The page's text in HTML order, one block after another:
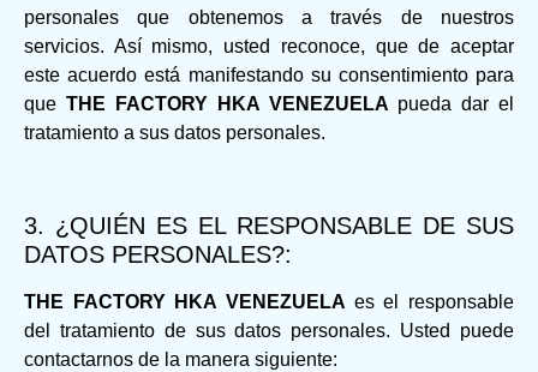
personales que obtenemos a través de nuestros
servicios. Así mismo, usted reconoce, que de aceptar
este acuerdo está manifestando su consentimiento para
que THE FACTORY HKA VENEZUELA pueda dar el
tratamiento a sus datos personales.
3. ¿QUIÉN ES EL RESPONSABLE DE SUS
DATOS PERSONALES?:
THE FACTORY HKA VENEZUELA es el responsable
del tratamiento de sus datos personales. Usted puede
contactarnos de la manera siguiente: